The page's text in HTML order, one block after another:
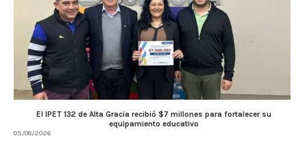
El IPET 132 de Alta Gracia recibió $7 millones para fortalecer su
equipamiento educativo
05/08/2026